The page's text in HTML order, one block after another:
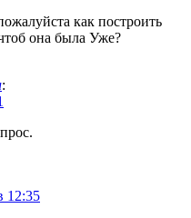
как построить
она была Уже?
:
12:35